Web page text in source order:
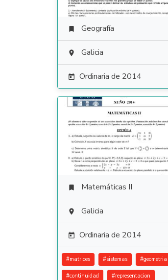
 Geografía
 Galicia
 Ordinaria de 2014
 Matemáticas II
 Galicia
 Ordinaria de 2014
#matrices #sistemas #geometria
#continuidad #representacion